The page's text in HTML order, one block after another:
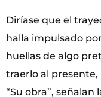
Diríase que el
halla impulsado
huellas de algo
traerlo al presente,
“Su obra”, señalan